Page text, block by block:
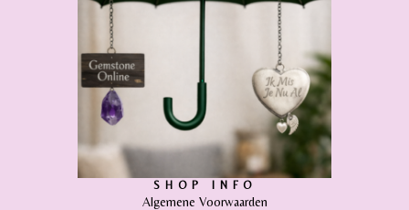
SHOP INFO
Algemene Voorwaarden